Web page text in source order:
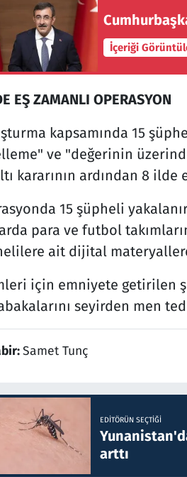
İçeriği
EŞ ZAMANLI OPERASYON
kapsamında 15
ve "değerinin
kararının ardından 8
15 şüpheli
para ve futbol
ait dijital
için emniyete getirilen
seyirden men
Samet Tunç
EDITÖRÜN SEÇTIĞI
arttı